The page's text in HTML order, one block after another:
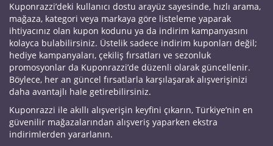
Kuponrazzi’deki kullanıcı dostu arayüz sayesinde, hızlı arama,
mağaza, kategori veya markaya göre listeleme yaparak
ihtiyacınız olan kupon kodunu ya da indirim kampanyasını
kolayca bulabilirsiniz. Üstelik sadece indirim kuponları değil;
hediye kampanyaları, çekiliş fırsatları ve sezonluk
promosyonlar da Kuponrazzi’de düzenli olarak güncellenir.
Böylece, her an güncel fırsatlarla karşılaşarak alışverişinizi
daha avantajlı hale getirebilirsiniz.
Kuponrazzi ile akıllı alışverişin keyfini çıkarın, Türkiye’nin en
güvenilir mağazalarından alışveriş yaparken ekstra
indirimlerden yararlanın.